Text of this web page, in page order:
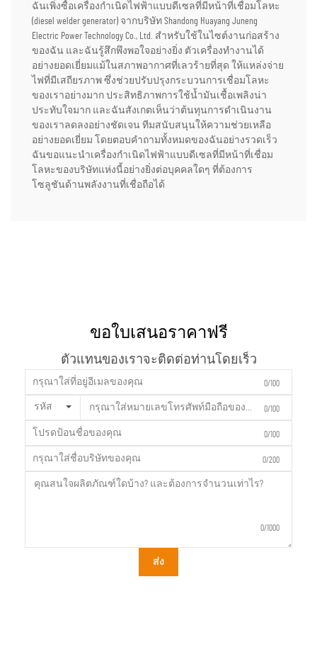
ฉันเพิ่งซื้อเครื่องกำเนิดไฟฟ้าแบบดีเซลที่มีหน้าที่เชื่อมโลหะ
(diesel welder generator) จากบริษัท Shandong Huayang Juneng
Electric Power Technology Co., Ltd. สำหรับใช้ในไซต์งานก่อสร้าง
ของฉัน และฉันรู้สึกพึงพอใจอย่างยิ่ง ตัวเครื่องทำงานได้
อย่างยอดเยี่ยมแม้ในสภาพอากาศที่เลวร้ายที่สุด ให้แหล่งจ่าย
ไฟที่มีเสถียรภาพ ซึ่งช่วยปรับปรุงกระบวนการเชื่อมโลหะ
ของเราอย่างมาก ประสิทธิภาพการใช้น้ำมันเชื้อเพลิงน่า
ประทับใจมาก และฉันสังเกตเห็นว่าต้นทุนการดำเนินงาน
ของเราลดลงอย่างชัดเจน ทีมสนับสนุนให้ความช่วยเหลือ
อย่างยอดเยี่ยม โดยตอบคำถามทั้งหมดของฉันอย่างรวดเร็ว
ฉันขอแนะนำเครื่องกำเนิดไฟฟ้าแบบดีเซลที่มีหน้าที่เชื่อม
โลหะของบริษัทแห่งนี้อย่างยิ่งต่อบุคคลใดๆ ที่ต้องการ
โซลูชันด้านพลังงานที่เชื่อถือได้
ขอใบเสนอราคาฟรี
ตัวแทนของเราจะติดต่อท่านโดยเร็ว
0/100
รหัส 0/100
0/100
0/200
0/1000
ส่ง